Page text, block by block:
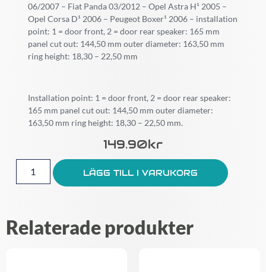
06/2007 – Fiat Panda 03/2012 – Opel Astra H¹ 2005 –
Opel Corsa D¹ 2006 – Peugeot Boxer¹ 2006 – installation
point: 1 = door front, 2 = door rear speaker: 165 mm
panel cut out: 144,50 mm outer diameter: 163,50 mm
ring height: 18,30 – 22,50 mm
Installation point: 1 = door front, 2 = door rear speaker:
165 mm panel cut out: 144,50 mm outer diameter:
163,50 mm ring height: 18,30 – 22,50 mm.
149.90Kr
LÄGG TILL I VARUKORG
Relaterade produkter